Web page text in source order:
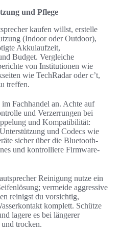
und Pflege
kaufen willst, erstelle
(Indoor oder Outdoor),
Akkulaufzeit,
Budget. Vergleiche
von Institutionen wie
wie TechRadar oder c’t,
treffen.
Fachhandel an. Achte auf
und Verzerrungen bei
und Kompatibilität:
und Codecs wie
sicher über die Bluetooth-
und kontrolliere Firmware-
Reinigung nutze ein
vermeide aggressive
reinigst du vorsichtig,
komplett. Schütze
lagere es bei längerer
trocken.